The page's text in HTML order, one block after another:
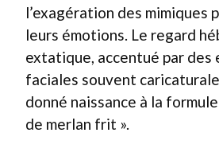
l’exagération des mimiques
leurs émotions. Le regard
extatique, accentué par des
faciales souvent
donné naissance à la
de merlan frit ».